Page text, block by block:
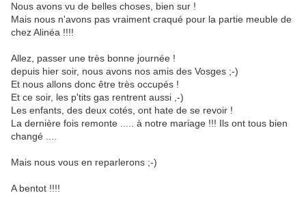
Nous avons vu de belles choses, bien sur !
Mais nous n'avons pas vraiment craqué pour la partie meuble de
chez Alinéa !!!!
Allez, passer une très bonne journée !
depuis hier soir, nous avons nos amis des Vosges ;-)
Et nous allons donc être très occupés !
Et ce soir, les p'tits gas rentrent aussi ,-)
Les enfants, des deux cotés, ont hate de se revoir !
La dernière fois remonte ..... à notre mariage !!! Ils ont tous bien
changé ....
Mais nous vous en reparlerons ;-)
A bentot !!!!